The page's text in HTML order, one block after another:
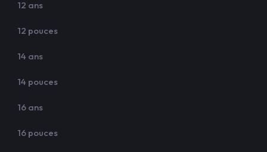
12 ans
12 pouces
14 ans
14 pouces
16 ans
16 pouces